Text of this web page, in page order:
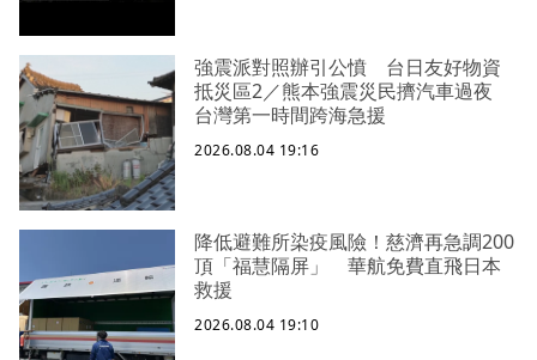
強震派對照辦引公憤 台日友好物資
抵災區2／熊本強震災民擠汽車過夜
台灣第一時間跨海急援
2026.08.04 19:16
降低避難所染疫風險！慈濟再急調200
頂「福慧隔屏」 華航免費直飛日本
救援
2026.08.04 19:10